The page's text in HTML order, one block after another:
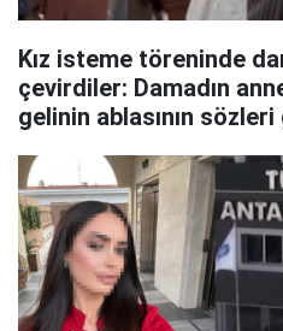
Kız isteme töreninde
çevirdiler: Damadın
gelinin ablasının